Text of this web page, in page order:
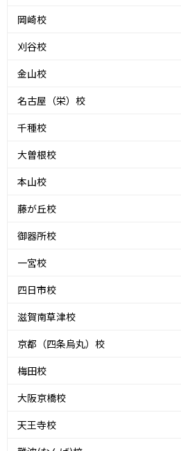
岡崎校
刈谷校
金山校
名古屋（栄）校
千種校
大曽根校
本山校
藤が丘校
御器所校
一宮校
四日市校
滋賀南草津校
京都（四条烏丸）校
梅田校
大阪京橋校
天王寺校